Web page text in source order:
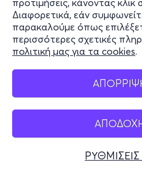
προτιμήσεις, κάνοντας κλικ
Διαφορετικά, εάν
παρακαλούμε όπως
περισσότερες σχετικές
πολιτική μας για τα cookies.
ΡΥΘΜΙΣΕΙΣ